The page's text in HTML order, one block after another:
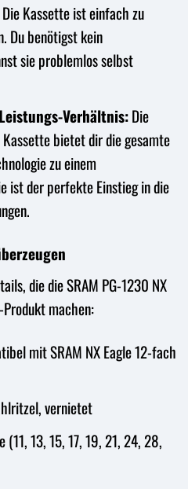
Kassette ist einfach zu
Du benötigst kein
sie problemlos selbst
Verhältnis:Die
Kassette bietet dir die gesamte
zu einem
ist der perfekte Einstieg in die
die die SRAM PG-1230 NX
machen:
mit SRAM NX Eagle 12-fach
vernietet
(11, 13, 15, 17, 19, 21, 24, 28,